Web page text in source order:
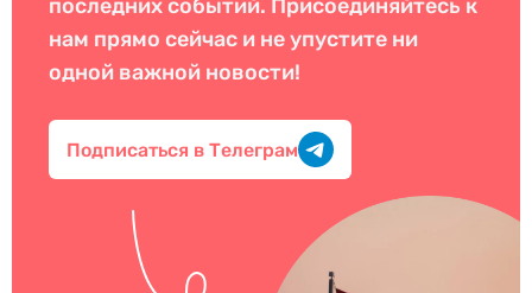
последних событий. Присоединяйтесь к
нам прямо сейчас и не упустите ни
одной важной новости!
Подписаться в Телеграм